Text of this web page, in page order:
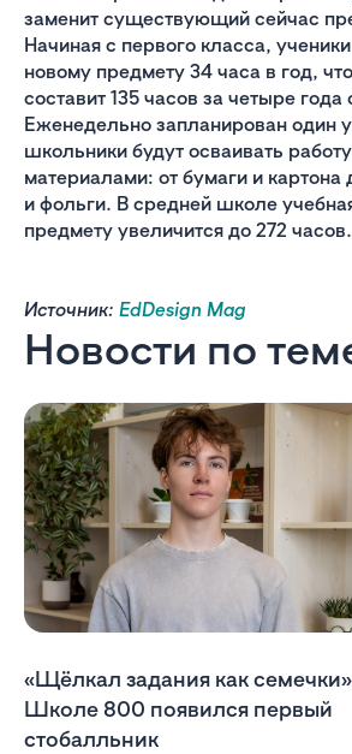
заменит существующий сейчас
Начиная с первого класса,
новому предмету 34 часа в год,
составит 135 часов за четыре года
Еженедельно запланирован один
школьники будут осваивать
материалами: от бумаги и картона
и фольги. В средней школе
предмету увеличится до 272 часов.
Источник: EdDesign Mag
Новости по
«Щёлкал задания как
Школе 800 появился первый
стобалльник